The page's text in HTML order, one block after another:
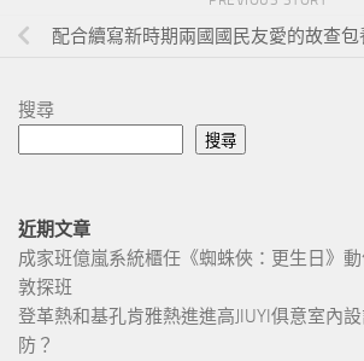
配合續寫新時期兩國國民友愛的故查包
搜尋
搜尋
近期文章
成家班億嵐系統櫃任《蜘蛛俠：更生日》
敦探班
登革熱和基孔肯雅熱進進高JIUYI俱意室內
防？